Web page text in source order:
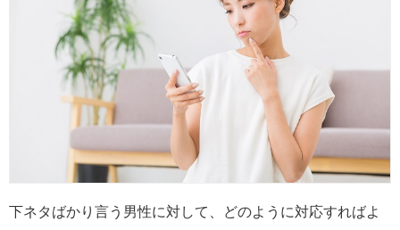
下ネタばかり言う男性に対して、どのように対応すればよ